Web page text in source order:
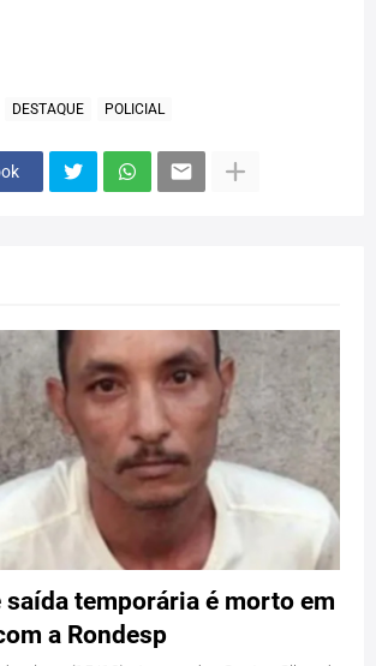
DESTAQUE POLICIAL
temporária é morto em
a Rondesp